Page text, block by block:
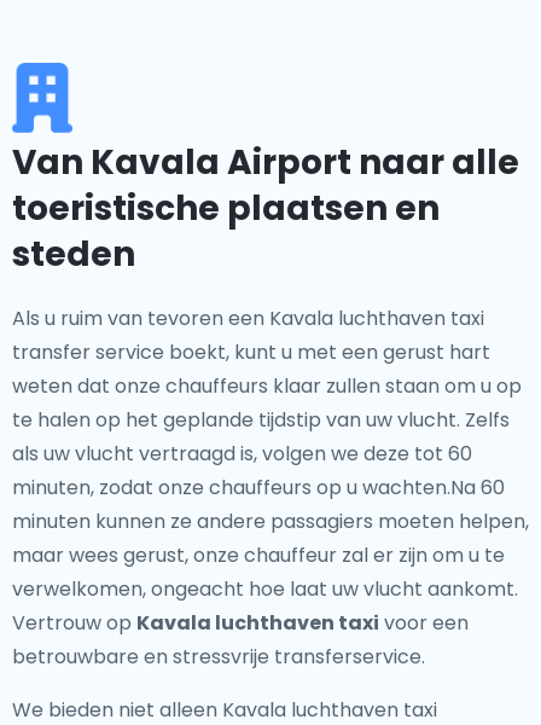
Van Kavala Airport naar alle
toeristische plaatsen en
steden
Als u ruim van tevoren een Kavala luchthaven taxi
transfer service boekt, kunt u met een gerust hart
weten dat onze chauffeurs klaar zullen staan om u op
te halen op het geplande tijdstip van uw vlucht. Zelfs
als uw vlucht vertraagd is, volgen we deze tot 60
minuten, zodat onze chauffeurs op u wachten.Na 60
minuten kunnen ze andere passagiers moeten helpen,
maar wees gerust, onze chauffeur zal er zijn om u te
verwelkomen, ongeacht hoe laat uw vlucht aankomt.
Vertrouw op Kavala luchthaven taxi voor een
betrouwbare en stressvrije transferservice.
We bieden niet alleen Kavala luchthaven taxi